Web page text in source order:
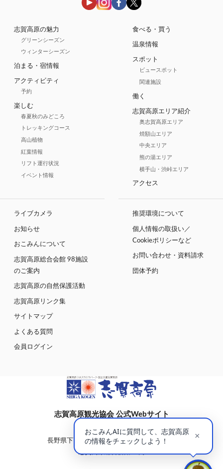
志賀高原の魅力
グリーンシーズン
ウィンターシーズン
泊まる・宿情報
アクティビティ
予約
楽しむ
春夏秋のみどころ
トレッキングコース
高山植物
紅葉情報
リフト運行状況
イベント情報
食べる・買う
温泉情報
スポット
ビュースポット
関連施設
働く
志賀高原エリア紹介
奥志賀高原エリア
焼額山エリア
中央エリア
熊の湯エリア
横手山・渋峠エリア
アクセス
ライブカメラ
お知らせ
おこみんについて
志賀高原総合会館 98施設
のご案内
志賀高原の自然保護活動
志賀高原リンク集
サイトマップ
よくある質問
会員ログイン
推奨環境について
個人情報の取扱い／
Cookieポリシーなど
お問い合わせ・資料請求
団体予約
志賀高原観光協会 公式Webサイト
〒381-0401
長野県下高井郡山ノ内町大字平穏7148(蓮池)
志賀高原総合会館98内